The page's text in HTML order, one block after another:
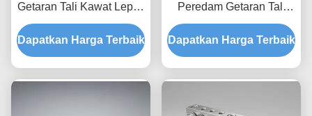
Getaran Tali Kawat Lepas
Pantai Laut Bebas
Perawatan Shock Mount
Baja Tahan Karat
Dapatkan Harga Terbaik
Peredam Getaran Tali
Kawat Tanpa Creep,
Gesekan Bebas Oli,
Peredam untuk
Dapatkan Harga Terbaik